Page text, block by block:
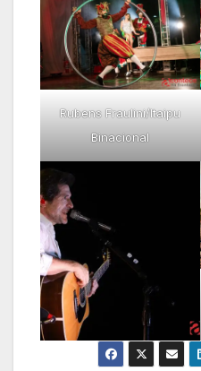
Rubens Fraulini/Itaipu
Binacional